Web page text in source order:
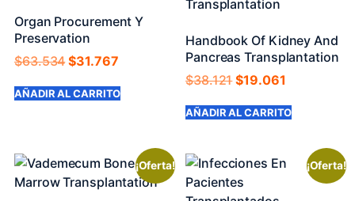
Organ Procurement Y
Preservation
$63.534$31.767
AÑADIR AL CARRITO
Handbook Of Kidney And
Pancreas Transplantation
$38.121$19.061
AÑADIR AL CARRITO
¡Oferta! ¡Oferta!